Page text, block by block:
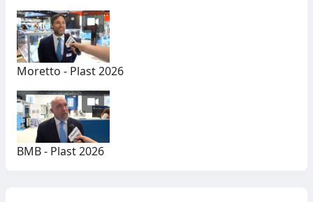
Moretto - Plast 2026
BMB - Plast 2026